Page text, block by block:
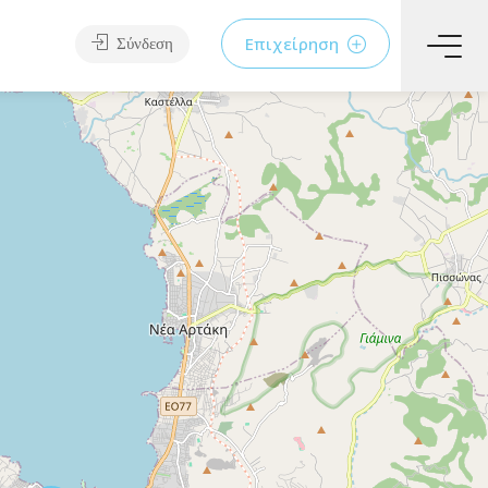
Σύνδεση Επιχείρηση
Παραλίες Υπηρεσίες Φαγητό